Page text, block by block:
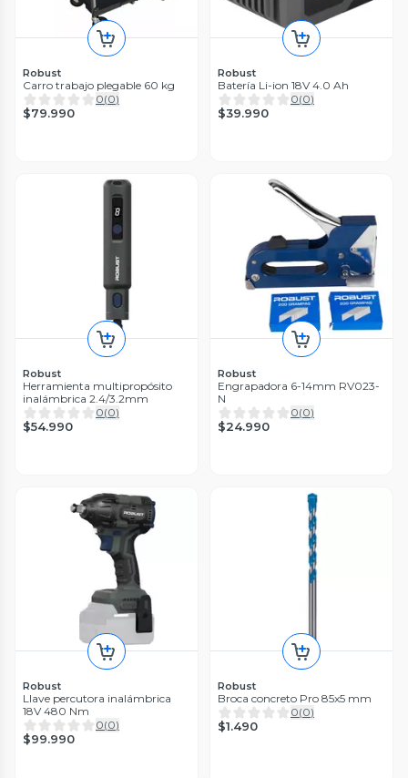
Robust
Carro trabajo plegable 60 kg
0(0)
$79.990
Robust
Batería Li-ion 18V 4.0 Ah
0(0)
$39.990
Robust
Herramienta multipropósito
inalámbrica 2.4/3.2mm
0(0)
$54.990
Robust
Engrapadora 6-14mm RV023-
N
0(0)
$24.990
Robust
Llave percutora inalámbrica
18V 480 Nm
0(0)
$99.990
Robust
Broca concreto Pro 85x5 mm
0(0)
$1.490